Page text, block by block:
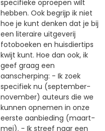
specifieke oproepen wilt
hebben. Ook begrijp ik niet
hoe je kunt denken dat je bij
een literaire uitgeverij
fotoboeken en huisdiertips
kwijt kunt. Hoe dan ook, ik
geef graag een
aanscherping: - Ik zoek
specifiek nu (september-
november) auteurs die we
kunnen opnemen in onze
eerste aanbieding (maart-
mei). - Ik streef naar een